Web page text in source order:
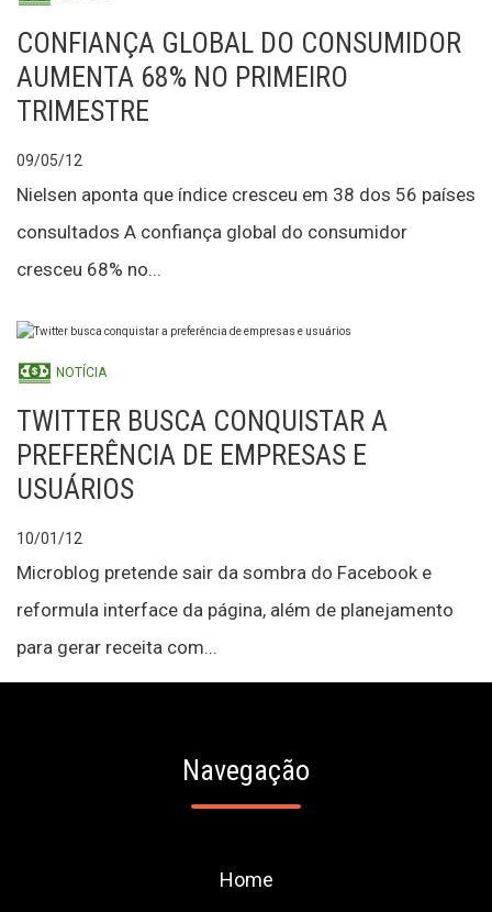
CONFIANÇA GLOBAL DO CONSUMIDOR
AUMENTA 68% NO PRIMEIRO
TRIMESTRE
09/05/12
Nielsen aponta que índice cresceu em 38 dos 56 países
consultados A confiança global do consumidor
cresceu 68% no...
NOTÍCIA
TWITTER BUSCA CONQUISTAR A
PREFERÊNCIA DE EMPRESAS E
USUÁRIOS
10/01/12
Microblog pretende sair da sombra do Facebook e
reformula interface da página, além de planejamento
para gerar receita com...
Navegação
Home